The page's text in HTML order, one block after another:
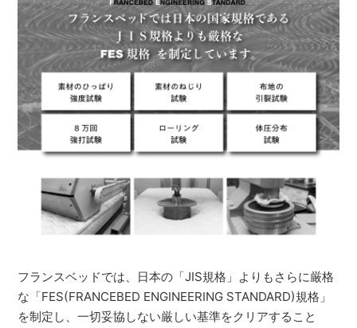
フランスベッドでは、日本の「JIS規格」よりもさらに厳格
な「FES(FRANCEBED ENGINEERING STANDARD)規格」
を制定し、一切妥協しない厳しい基準をクリアすること